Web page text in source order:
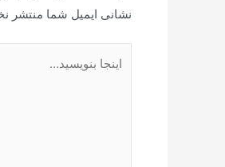
نشانی ایمیل شما منتشر
بنویسید…